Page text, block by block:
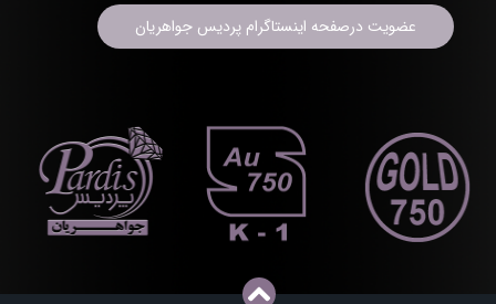
عضویت درصفحه اینستاگرام پردیس جواهریان